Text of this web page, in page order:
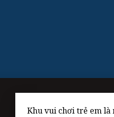
Khu vui chơi trẻ em là